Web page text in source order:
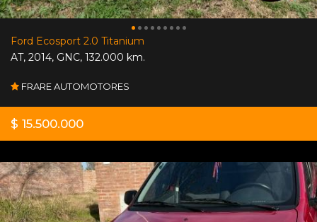
Ford Ecosport 2.0 Titanium
AT, 2014, GNC, 132.000 km.
FRARE AUTOMOTORES
$ 15.500.000